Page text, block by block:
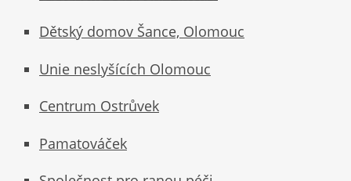
Dětský domov Šance, Olomouc
Unie neslyšících Olomouc
Centrum Ostrůvek
Pamatováček